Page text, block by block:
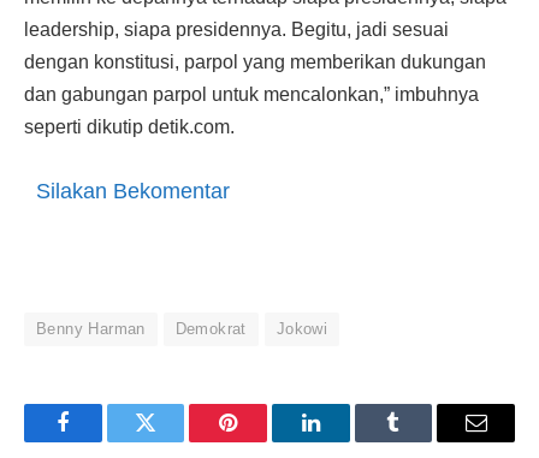
leadership, siapa presidennya. Begitu, jadi sesuai
dengan konstitusi, parpol yang memberikan dukungan
dan gabungan parpol untuk mencalonkan,” imbuhnya
seperti dikutip detik.com.
Silakan Bekomentar
Benny Harman Demokrat Jokowi
FacebookTwitter Pinterest LinkedInTumblr Email